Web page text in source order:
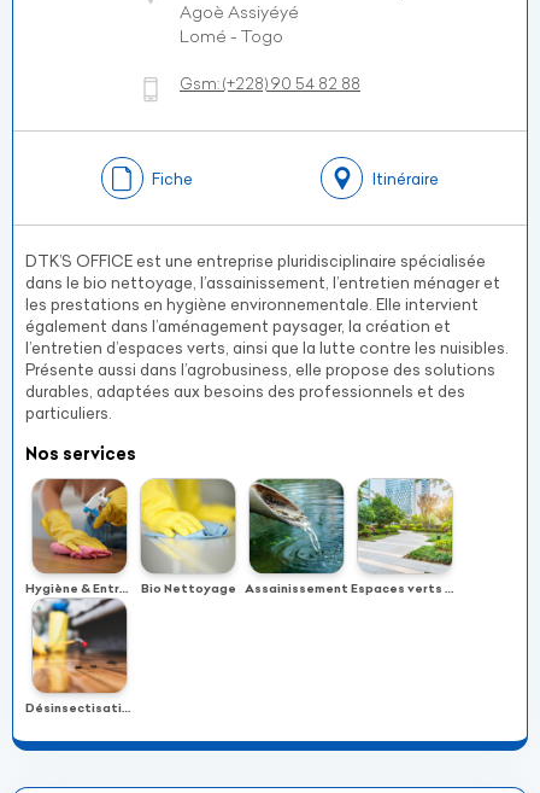
Agoè Assiyéyé
Lomé - Togo
Gsm:(+228)90 54 82 88
Fiche Itinéraire
DTK’S OFFICE est une entreprise pluridisciplinaire spécialisée
dans le bio nettoyage, l’assainissement, l’entretien ménager et
les prestations en hygiène environnementale. Elle intervient
également dans l’aménagement paysager, la création et
l’entretien d’espaces verts, ainsi que la lutte contre les nuisibles.
Présente aussi dans l’agrobusiness, elle propose des solutions
durables, adaptées aux besoins des professionnels et des
particuliers.
Nos services
Hygiène & Entretien Bio Nettoyage Assainissement Espaces verts et aménagements paysagers
Désinsectisation